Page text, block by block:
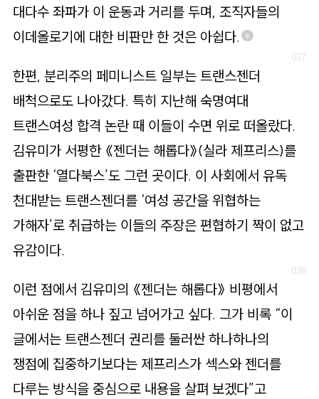
대다수 좌파가 이 운동과 거리를 두며, 조직자들의
이데올로기에 대한 비판만 한 것은 아쉽다.
9
한편, 분리주의 페미니스트 일부는 트랜스젠더
배척으로도 나아갔다. 특히 지난해 숙명여대
트랜스여성 합격 논란 때 이들이 수면 위로 떠올랐다.
김유미가 서평한 《젠더는 해롭다》(실라 제프리스)를
출판한 ‘열다북스’도 그런 곳이다. 이 사회에서 유독
천대받는 트랜스젠더를 ‘여성 공간을 위협하는
가해자’로 취급하는 이들의 주장은 편협하기 짝이 없고
유감이다.
이런 점에서 김유미의 《젠더는 해롭다》 비평에서
아쉬운 점을 하나 짚고 넘어가고 싶다. 그가 비록 “이
글에서는 트랜스젠더 권리를 둘러싼 하나하나의
쟁점에 집중하기보다는 제프리스가 섹스와 젠더를
다루는 방식을 중심으로 내용을 살펴 보겠다”고